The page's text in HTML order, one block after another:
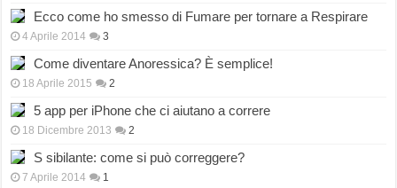
Ecco come ho smesso di Fumare per tornare a Respirare
4 Aprile 2014 3
Come diventare Anoressica? È semplice!
18 Aprile 2015 2
5 app per iPhone che ci aiutano a correre
18 Dicembre 2013 2
S sibilante: come si può correggere?
7 Aprile 2014 1